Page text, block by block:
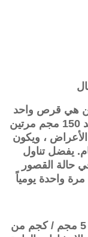
هي قرص واحد
300 مجم مرة واحدة يوميًا أو قرص واحد 150 مجم مرتين
الأعراض ، ويكون
الطبيعي للعلاج بين 5 و 10 أيام. يفضل تناول
حالة القصور
جرعة الأطفال : جرعة الأطفال 2.5 إلى 5 مجم / كجم من